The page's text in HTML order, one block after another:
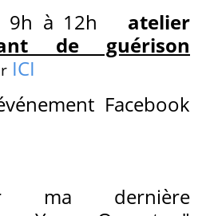
9h à 12h
atelier
de guérison
ICI
Facebook
ma dernière